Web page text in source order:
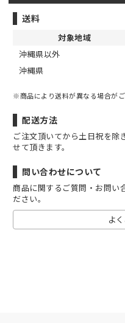
送料
対象地域
沖縄県以外
沖縄県
※商品により送料が異なる場合がご
配送方法
ご注文頂いてから土日祝を除
せて頂きます。
問い合わせについて
商品に関するご質問・お問い
ださい。
よ